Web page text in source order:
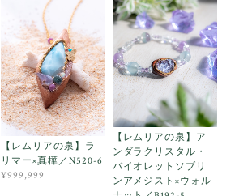
【レムリアの泉】ラ
リマー×真樺／N520-6
¥999,999
【レムリアの泉】ア
ンダラクリスタル・
バイオレットソブリ
ンアメジスト×ウォル